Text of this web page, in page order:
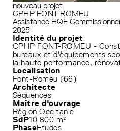
nouveau projet
CPHP FONT-ROMEU
Assistance HQE
2025
Identité du projet
CPHP FONT-ROMEU -
bureaux et d'équipements
la haute performance,
Localisation
Font-Romeu (66)
Architecte
Séquences
Maître d'ouvrage
Région Occitanie
SdP10 800 m²
PhaseEtudes